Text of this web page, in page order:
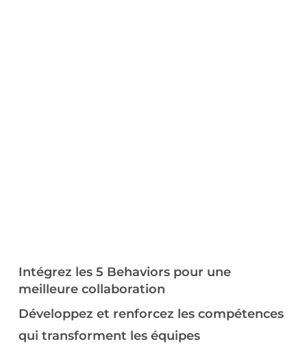
Intégrez les 5 Behaviors pour une
meilleure collaboration
Développez et renforcez les compétences
qui transforment les équipes